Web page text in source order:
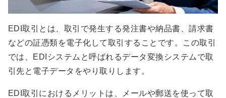
EDI取引とは、取引で発生する発注書や納品書、請求書
などの証憑類を電子化して取引することです。この取引
では、EDIシステムと呼ばれるデータ変換システムで取
引先と電子データをやり取りします。
EDI取引におけるメリットは、メールや郵送を使って取